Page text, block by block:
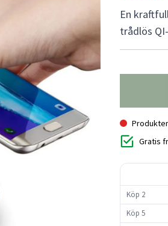
En
trådlös
Gratis
Köp 2
Köp 5